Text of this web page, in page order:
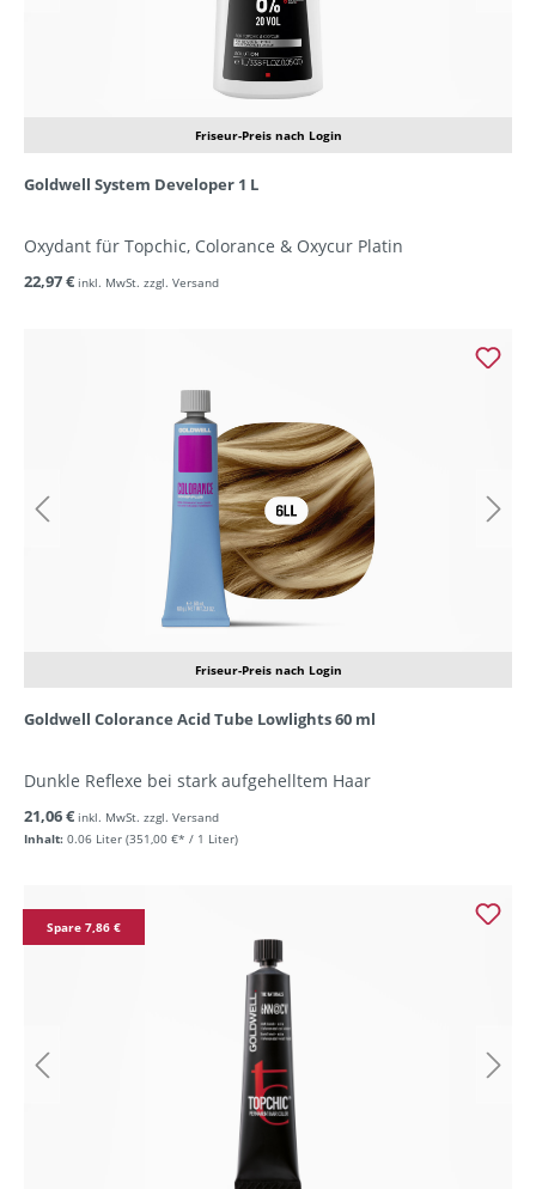
Friseur-Preis nach Login
Goldwell System Developer 1 L
Oxydant für Topchic, Colorance & Oxycur Platin
22,97 € inkl. MwSt. zzgl. Versand
Friseur-Preis nach Login
Goldwell Colorance Acid Tube Lowlights 60 ml
Dunkle Reflexe bei stark aufgehelltem Haar
Inhalt: 0.06 Liter (351,00 €* / 1 Liter)
21,06 € inkl. MwSt. zzgl. Versand
Spare 7,86 €